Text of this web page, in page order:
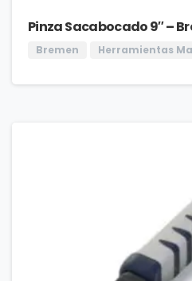
Pinza Sacabocado 9″ –
Bremen Herramientas